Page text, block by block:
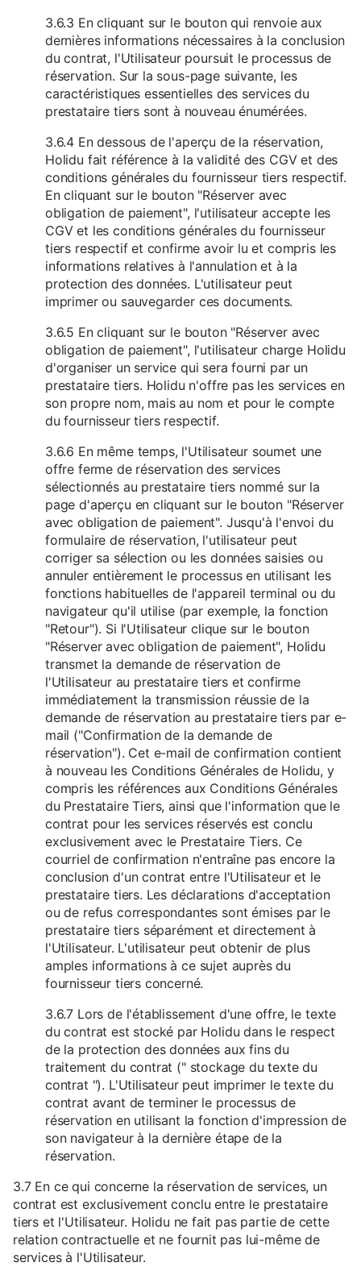
3.6.3 En cliquant sur le bouton qui renvoie aux
dernières informations nécessaires à la conclusion
du contrat, l'Utilisateur poursuit le processus de
réservation. Sur la sous-page suivante, les
caractéristiques essentielles des services du
prestataire tiers sont à nouveau énumérées.
3.6.4 En dessous de l'aperçu de la réservation,
Holidu fait référence à la validité des CGV et des
conditions générales du fournisseur tiers respectif.
En cliquant sur le bouton "Réserver avec
obligation de paiement", l'utilisateur accepte les
CGV et les conditions générales du fournisseur
tiers respectif et confirme avoir lu et compris les
informations relatives à l'annulation et à la
protection des données. L'utilisateur peut
imprimer ou sauvegarder ces documents.
3.6.5 En cliquant sur le bouton "Réserver avec
obligation de paiement", l'utilisateur charge Holidu
d'organiser un service qui sera fourni par un
prestataire tiers. Holidu n'offre pas les services en
son propre nom, mais au nom et pour le compte
du fournisseur tiers respectif.
3.6.6 En même temps, l'Utilisateur soumet une
offre ferme de réservation des services
sélectionnés au prestataire tiers nommé sur la
page d'aperçu en cliquant sur le bouton "Réserver
avec obligation de paiement". Jusqu'à l'envoi du
formulaire de réservation, l'utilisateur peut
corriger sa sélection ou les données saisies ou
annuler entièrement le processus en utilisant les
fonctions habituelles de l'appareil terminal ou du
navigateur qu'il utilise (par exemple, la fonction
"Retour"). Si l'Utilisateur clique sur le bouton
"Réserver avec obligation de paiement", Holidu
transmet la demande de réservation de
l'Utilisateur au prestataire tiers et confirme
immédiatement la transmission réussie de la
demande de réservation au prestataire tiers par e-
mail ("Confirmation de la demande de
réservation"). Cet e-mail de confirmation contient
à nouveau les Conditions Générales de Holidu, y
compris les références aux Conditions Générales
du Prestataire Tiers, ainsi que l'information que le
contrat pour les services réservés est conclu
exclusivement avec le Prestataire Tiers. Ce
courriel de confirmation n'entraîne pas encore la
conclusion d'un contrat entre l'Utilisateur et le
prestataire tiers. Les déclarations d'acceptation
ou de refus correspondantes sont émises par le
prestataire tiers séparément et directement à
l'Utilisateur. L'utilisateur peut obtenir de plus
amples informations à ce sujet auprès du
fournisseur tiers concerné.
3.6.7 Lors de l'établissement d'une offre, le texte
du contrat est stocké par Holidu dans le respect
de la protection des données aux fins du
traitement du contrat (" stockage du texte du
contrat "). L'Utilisateur peut imprimer le texte du
contrat avant de terminer le processus de
réservation en utilisant la fonction d'impression de
son navigateur à la dernière étape de la
réservation.
3.7 En ce qui concerne la réservation de services, un
contrat est exclusivement conclu entre le prestataire
tiers et l'Utilisateur. Holidu ne fait pas partie de cette
relation contractuelle et ne fournit pas lui-même de
services à l'Utilisateur.